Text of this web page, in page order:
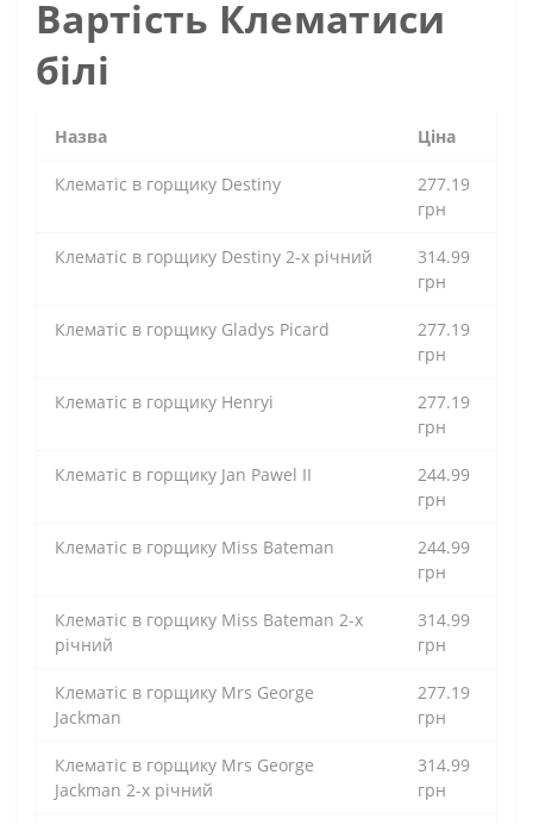
Вартість Клематиси
білі
Назва Ціна
Клематіс в горщику Destiny
277.19
грн
Клематіс в горщику Destiny 2-х річний
314.99
грн
Клематіс в горщику Gladys Picard
277.19
грн
Клематіс в горщику Henryi
277.19
грн
Клематіс в горщику Jan Pawel II
244.99
грн
Клематіс в горщику Miss Bateman
244.99
грн
Клематіс в горщику Miss Bateman 2-х
річний
314.99
грн
Клематіс в горщику Mrs George
Jackman
277.19
грн
Клематіс в горщику Mrs George
Jackman 2-х річний
314.99
грн